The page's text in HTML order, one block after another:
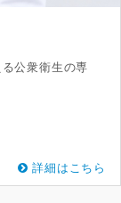
公衆衛生の専
詳細はこちら